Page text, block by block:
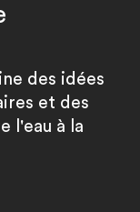
des idées
et des
l'eau à la